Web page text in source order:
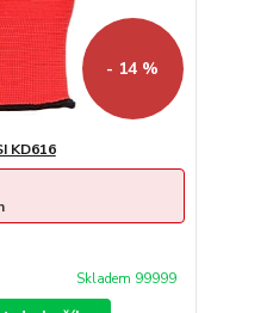
- 14 %
KD616
Skladem 99999